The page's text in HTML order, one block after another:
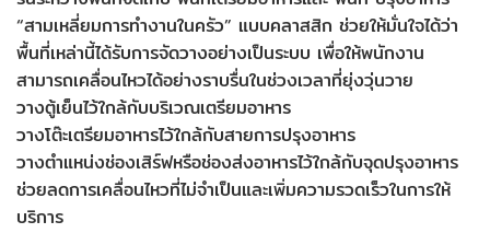
“สามเหลี่ยมการทำงานในครัว” แบบคลาสสิก ช่วยให้มั่นใจได้ว่า
พื้นที่เหล่านี้ได้รับการจัดวางอย่างเป็นระบบ เพื่อให้พนักงาน
สามารถเคลื่อนไหวได้อย่างราบรื่นในช่วงเวลาที่ยุ่งวุ่นวาย
วางตู้เย็นไว้ใกล้กับบริเวณเตรียมอาหาร
วางโต๊ะเตรียมอาหารไว้ใกล้กับสายการปรุงอาหาร
วางตำแหน่งช่องเสิร์ฟหรือช่องส่งอาหารไว้ใกล้กับจุดปรุงอาหาร
ช่วยลดการเคลื่อนไหวที่ไม่จำเป็นและเพิ่มความรวดเร็วในการให้
บริการ